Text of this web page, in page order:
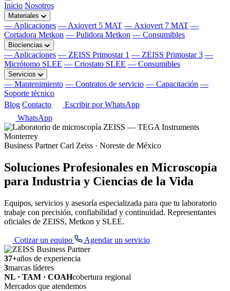
Inicio Nosotros
Materiales
— Aplicaciones — Axiovert 5 MAT — Axiovert 7 MAT —
Cortadora Metkon — Pulidora Metkon — Consumibles
Biociencias
— Aplicaciones — ZEISS Primostar 1 — ZEISS Primostar 3 —
Micrótomo SLEE — Criostato SLEE — Consumibles
Servicios
— Mantenimiento — Contratos de servicio — Capacitación —
Soporte técnico
Blog Contacto
Escribir por WhatsApp
WhatsApp
Business Partner Carl Zeiss · Noreste de México
Soluciones Profesionales en Microscopía
para Industria y Ciencias de la Vida
Equipos, servicios y asesoría especializada para que tu laboratorio
trabaje con precisión, confiabilidad y continuidad. Representantes
oficiales de ZEISS, Metkon y SLEE.
Cotizar un equipo Agendar un servicio
37+años de experiencia
3marcas líderes
NL · TAM · COAHcobertura regional
Mercados que atendemos